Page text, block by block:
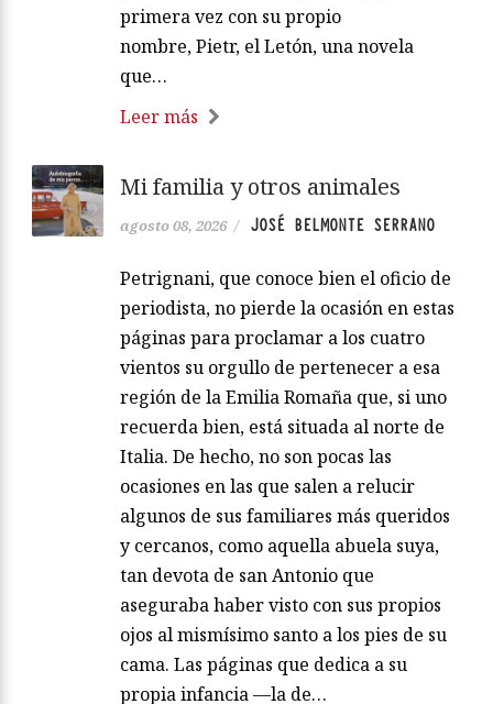
primera vez con su propio
nombre, Pietr, el Letón, una novela
que…
Leer más
Mi familia y otros animales
agosto 08, 2026 / JOSÉ BELMONTE SERRANO
Petrignani, que conoce bien el oficio de
periodista, no pierde la ocasión en estas
páginas para proclamar a los cuatro
vientos su orgullo de pertenecer a esa
región de la Emilia Romaña que, si uno
recuerda bien, está situada al norte de
Italia. De hecho, no son pocas las
ocasiones en las que salen a relucir
algunos de sus familiares más queridos
y cercanos, como aquella abuela suya,
tan devota de san Antonio que
aseguraba haber visto con sus propios
ojos al mismísimo santo a los pies de su
cama. Las páginas que dedica a su
propia infancia —la de…